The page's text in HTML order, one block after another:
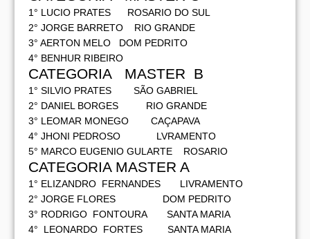
1° LUCIO PRATES ROSARIO DO SUL
2° JORGE BARRETO RIO GRANDE
3° AERTON MELO DOM PEDRITO
4° BENHUR RIBEIRO
CATEGORIA MASTER B
1° SILVIO PRATES SÃO GABRIEL
2° DANIEL BORGES RIO GRANDE
3° LEOMAR MONEGO CAÇAPAVA
4° JHONI PEDROSO LVRAMENTO
5° MARCO EUGENIO GULARTE ROSARIO
CATEGORIA MASTER A
1° ELIZANDRO FERNANDES LIVRAMENTO
2° JORGE FLORES DOM PEDRITO
3° RODRIGO FONTOURA SANTA MARIA
4° LEONARDO FORTES SANTA MARIA